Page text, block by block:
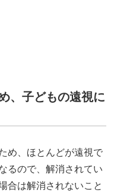
、子どもの遠視に
め、ほとんどが遠視で
るので、解消されてい
合は解消されないこと